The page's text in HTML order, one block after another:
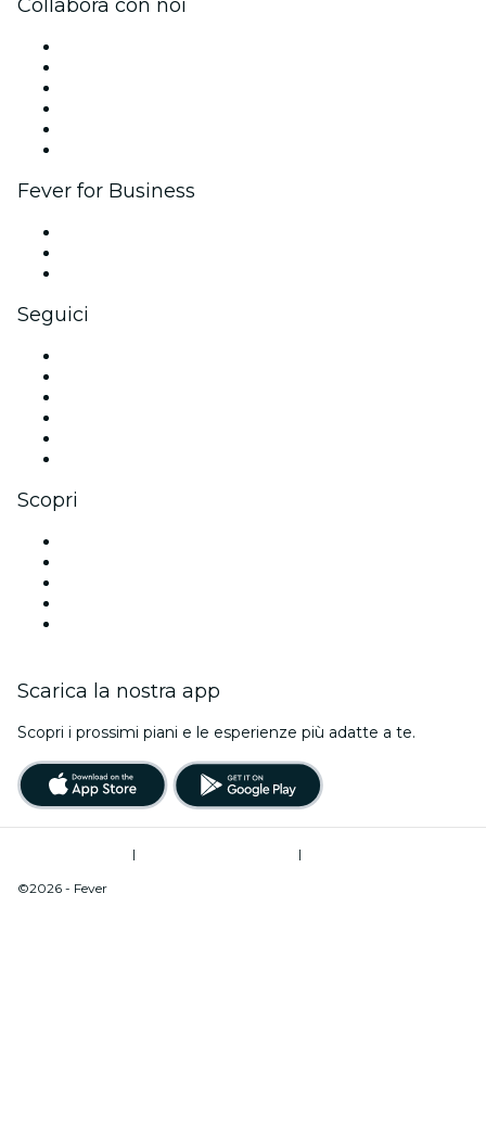
Collabora con noi
Fever for Business
Seguici
Scopri
Scarica la nostra app
Scopri i prossimi piani e le esperienze più adatte a te.
|
|
©2026 - Fever